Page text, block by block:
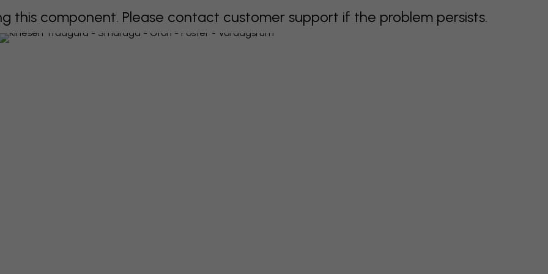
this component. Please contact customer support if the problem persists.